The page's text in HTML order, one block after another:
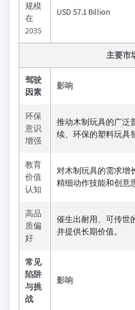
规模
在
2035
USD 57.1 Billion
主要市
驾驶
因素
影响
环保
意识
增强
推动木制玩具的广泛
续、环保的塑料玩具
教育
价值
认知
对木制玩具的需求增
精细动作技能和创意
高品
质偏
好
催生出耐用、可传世
并提供长期价值。
常见
陷阱
与挑
战
影响